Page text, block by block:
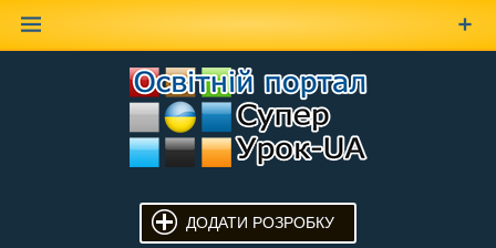
ДОДАТИ РОЗРОБКУ